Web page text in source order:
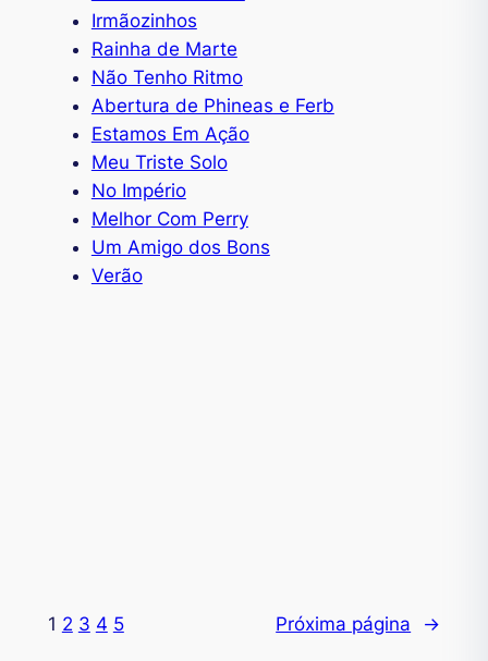
Irmãozinhos
Rainha de Marte
Não Tenho Ritmo
Abertura de Phineas e Ferb
Estamos Em Ação
Meu Triste Solo
No Império
Melhor Com Perry
Um Amigo dos Bons
Verão
1 2 3 4 5 Próxima página →